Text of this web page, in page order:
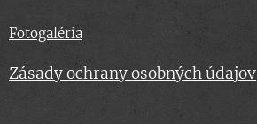
Fotogaléria
Zásady ochrany osobných údajov